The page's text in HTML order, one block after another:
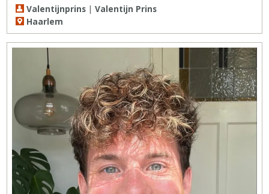
Valentijnprins | Valentijn Prins
Haarlem